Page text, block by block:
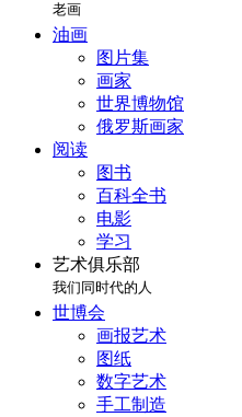
老画
油画
图片集
画家
世界博物馆
俄罗斯画家
阅读
图书
百科全书
电影
学习
艺术俱乐部
我们同时代的人
世博会
画报艺术
图纸
数字艺术
手工制造